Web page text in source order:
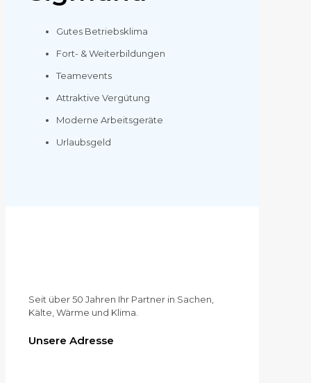
Gutes Betriebsklima
Fort- & Weiterbildungen
Teamevents
Attraktive Vergütung
Moderne Arbeitsgeräte
Urlaubsgeld
Seit über 50 Jahren Ihr Partner in Sachen,
Kälte, Wärme und Klima.
Unsere Adresse